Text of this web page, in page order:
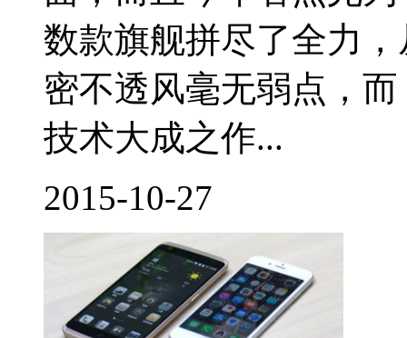
数款旗舰拼尽了全力
密不透风毫无弱点，而
技术大成之作...
2015-10-27